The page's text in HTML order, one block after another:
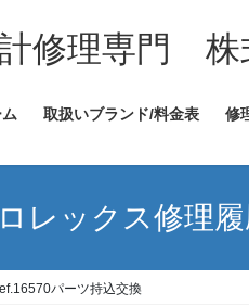
修理専門 株
取扱いブランド/料金表 修
ロレックス修理
パーツ持込交換